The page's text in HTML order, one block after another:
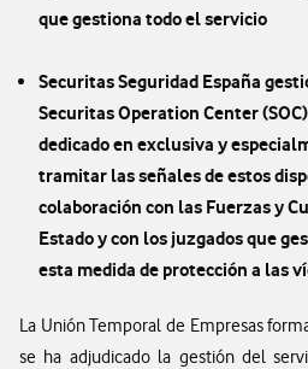
que gestiona todo el servicio
Securitas Seguridad España
Securitas Operation Center
dedicado en exclusiva y
tramitar las señales de estos
colaboración con las Fuerzas y
Estado y con los juzgados que
esta medida de protección a las
La Unión Temporal de Empresas
se ha adjudicado la gestión del